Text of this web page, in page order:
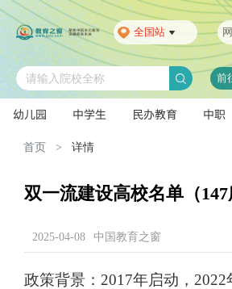
全国站
请输入院校全称 前
幼儿园 中学生 民办教育 中职
首页 > 详情
双一流建设高校名单（147
2025-04-08 中国教育之窗
政策背景：2017年启动，